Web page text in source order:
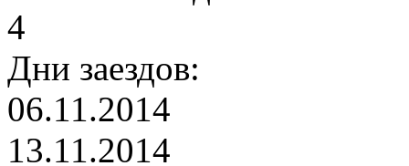
4
Дни заездов:
06.11.2014
13.11.2014